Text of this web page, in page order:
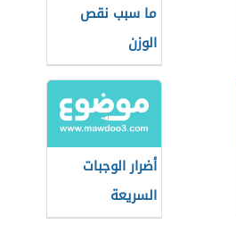
ما سبب نقص
الوزن
أضرار الوجبات
السريعة